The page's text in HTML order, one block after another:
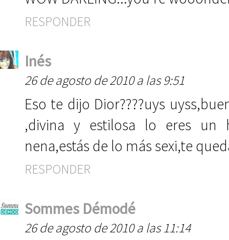
RESPONDER
Inés
26 de agosto de 2010 a las 9:51
Eso te dijo Dior????uys
,divina y estilosa lo eres un
nena,estás de lo más sexi,te
RESPONDER
Sommes Démodé
26 de agosto de 2010 a las 11:14